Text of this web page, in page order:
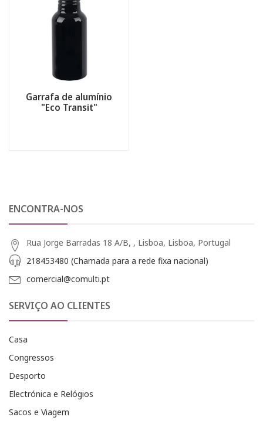
Garrafa de alumínio
"Eco Transit"
ENCONTRA-NOS
Rua Jorge Barradas 18 A/B, , Lisboa, Lisboa, Portugal
218453480 (Chamada para a rede fixa nacional)
comercial@comulti.pt
SERVIÇO AO CLIENTES
Casa
Congressos
Desporto
Electrónica e Relógios
Sacos e Viagem